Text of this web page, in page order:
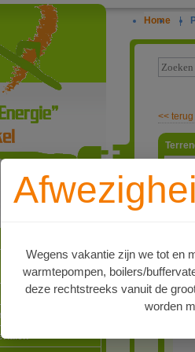
PV-systemen
en toebehoren
Home |
Wegens vakantie zijn we tot en
warmtepompen, boilers/
deze rechtstreeks vanuit de
worden
<<